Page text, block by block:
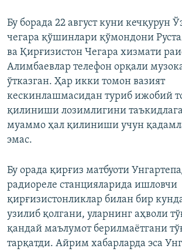
Бу борада 22 август куни кечқурун
чегара қўшинлари қўмондони
ва Қирғизистон Чегара хизмати
Алимбаевлар телефон орқали
ўтказган. Ҳар икки томон вазият
кескинлашмасидан туриб ижобий
қилиниши лозимлигини
муаммо ҳал қилиниши учун
эмас.
Бу орада қирғиз матбуоти
радиореле станцияларида ишловчи
қирғизистонликлар билан бир
узилиб қолгани, уларнинг аҳволи
қандай маълумот берилмаётгани
тарқатди. Айрим хабарларда эса